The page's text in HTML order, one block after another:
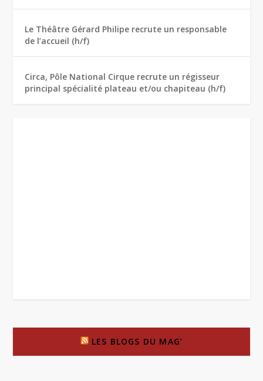
Le Théâtre Gérard Philipe recrute un responsable
de l’accueil (h/f)
Circa, Pôle National Cirque recrute un régisseur
principal spécialité plateau et/ou chapiteau (h/f)
LES BLOGS DU MAG’